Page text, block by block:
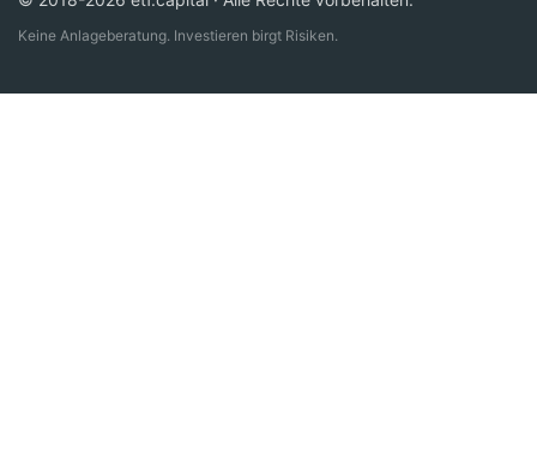
Keine Anlageberatung. Investieren birgt Risiken.